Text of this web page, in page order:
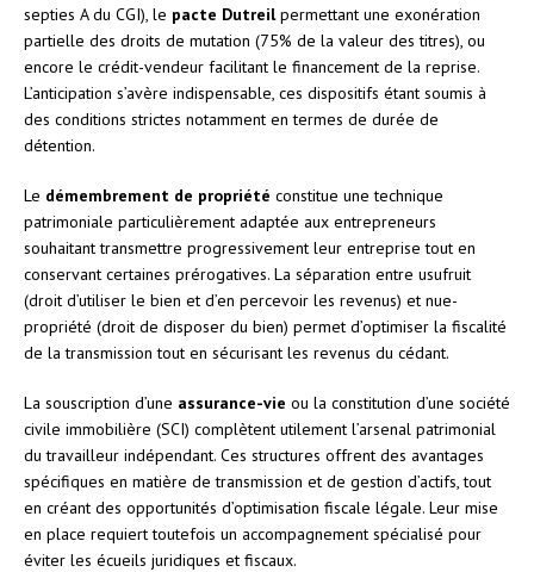
septies A du CGI), le pacte Dutreilpermettant une exonération
partielle des droits de mutation (75% de la valeur des titres), ou
encore le crédit-vendeur facilitant le financement de la reprise.
L’anticipation s’avère indispensable, ces dispositifs étant soumis à
des conditions strictes notamment en termes de durée de
détention.
Le démembrement de propriété constitue une technique
patrimoniale particulièrement adaptée aux entrepreneurs
souhaitant transmettre progressivement leur entreprise tout en
conservant certaines prérogatives. La séparation entre usufruit
(droit d’utiliser le bien et d’en percevoir les revenus) et nue-
propriété (droit de disposer du bien) permet d’optimiser la fiscalité
de la transmission tout en sécurisant les revenus du cédant.
La souscription d’une assurance-vie ou la constitution d’une société
civile immobilière (SCI) complètent utilement l’arsenal patrimonial
du travailleur indépendant. Ces structures offrent des avantages
spécifiques en matière de transmission et de gestion d’actifs, tout
en créant des opportunités d’optimisation fiscale légale. Leur mise
en place requiert toutefois un accompagnement spécialisé pour
éviter les écueils juridiques et fiscaux.